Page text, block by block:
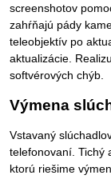
screenshotov
zahŕňajú pády
teleobjektív po
aktualizácie.
softvérových chýb.
Výmena
Vstavaný
telefonovaní. Tichý
ktorú riešime